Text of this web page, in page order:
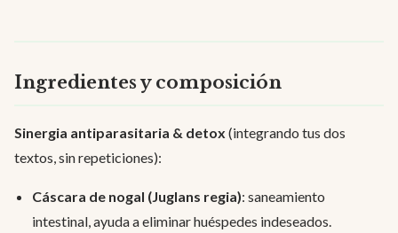
Ingredientes y composición
Sinergia antiparasitaria & detox (integrando tus dos
textos, sin repeticiones):
Cáscara de nogal (Juglans regia): saneamiento
intestinal, ayuda a eliminar huéspedes indeseados.